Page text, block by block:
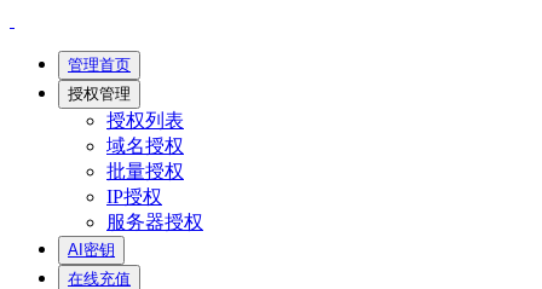
管理首页
授权管理
授权列表
域名授权
批量授权
IP授权
服务器授权
AI密钥
在线充值